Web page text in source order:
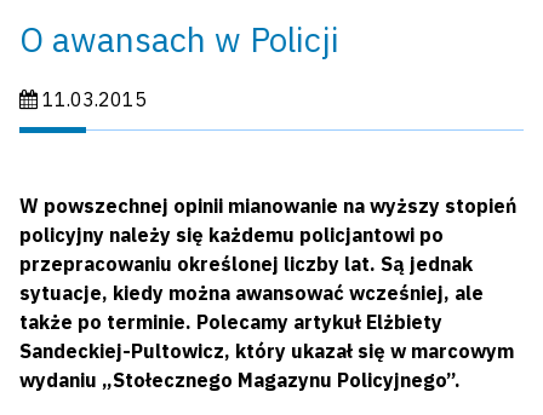
O awansach w Policji
Data publikacji:
11.03.2015
W powszechnej opinii mianowanie na wyższy stopień
policyjny należy się każdemu policjantowi po
przepracowaniu określonej liczby lat. Są jednak
sytuacje, kiedy można awansować wcześniej, ale
także po terminie. Polecamy artykuł Elżbiety
Sandeckiej-Pultowicz, który ukazał się w marcowym
wydaniu „Stołecznego Magazynu Policyjnego”.